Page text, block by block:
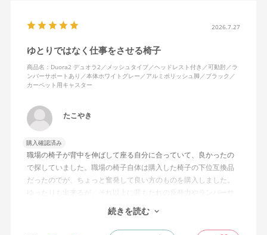
2026.7.27
ゆとりではなく仕事をさせる椅子
商品名：Duora2 デュオラ2／メッシュタイプ／ヘッドレスト付き／可動肘／ラ
ンバーサポートあり／本体ホワイトグレー／アルミポリッシュ脚／ブラック／
カーペット用キャスター
たこやき
購入確認済み
職場の椅子が背中を伸ばして座る自分に合っていて、良かったの
で探していました。職場の椅子自体は購入した椅子の下位互換品
だったのでが、ちょっと奮発して良い方のものを購入しました。
ゆったりも出来るが、それ以上に背もたれの反発力やランバーサ
ポートを突き出したり出来るので、モニターに向かわす方にも力
が入っていて仕事をするにはすごく良い椅子でした。
続きを読む